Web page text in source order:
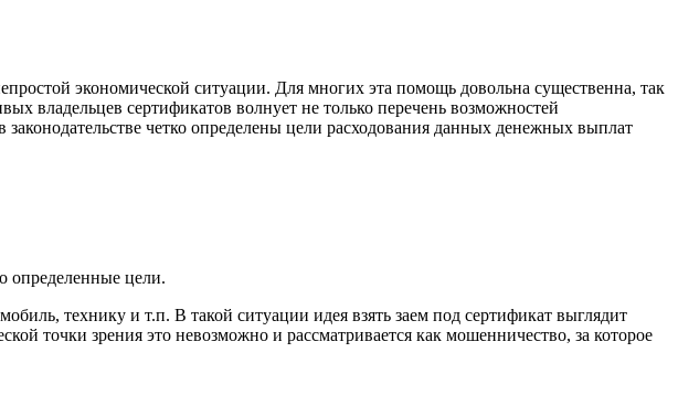
экономической ситуации. Для многих эта помощь довольна существенна, так
владельцев сертификатов волнует не только перечень возможностей
четко определены цели расходования данных денежных выплат
определенные цели.
технику и т.п. В такой ситуации идея взять заем под сертификат выглядит
точки зрения это невозможно и рассматривается как мошенничество, за которое